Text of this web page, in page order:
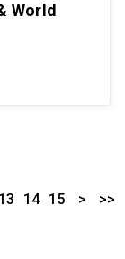
World
13 14 15 > >>